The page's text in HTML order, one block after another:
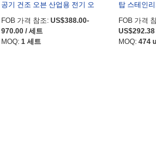
공기 건조 오븐 산업용 전기 오
FOB 가격 참조: US$388.00-
970.00 / 세트
MOQ: 1 세트
탑 스테인
FOB 가격
MOQ: 474